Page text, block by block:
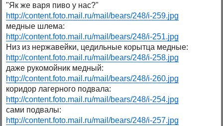
"Як же варя пиво у нас?"
http://content.foto.mail.ru/mail/bears/248/i-259.jpg
медные шлема:
http://content.foto.mail.ru/mail/bears/248/i-251.jpg
Низ из нержавейки, цедильные корытца медные:
http://content.foto.mail.ru/mail/bears/248/i-258.jpg
даже рукомойник медный:
http://content.foto.mail.ru/mail/bears/248/i-260.jpg
коридор лагерного подвала:
http://content.foto.mail.ru/mail/bears/248/i-254.jpg
сами подвалы:
http://content.foto.mail.ru/mail/bears/248/i-257.jpg